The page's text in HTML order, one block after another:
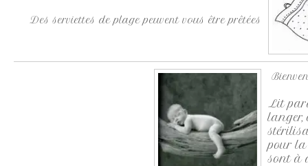
Des serviettes de plage peuvent vous être prêtées
Lit
langer,
pour la
sont à